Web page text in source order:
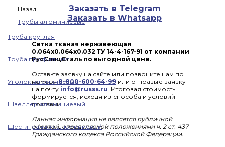
Назад
Трубы алюминиевые
Труба круглая
Труба профильная
Уголок алюминиевый
Швеллер алюминиевый
Шестигранник алюминиевый
Заказать в Telegram
Заказать в Whatsapp
Сетка тканая нержавеющая
0.064x0.064x0.032 ТУ 14-4-167-91 от компании
РусСпецСталь по выгодной цене.
Оставьте заявку на сайте или позвоните нам по
номеру8-800-600-64-99 или отправьте заявку
на почту info@russs.ru. Итоговая стоимость
формируется, исходя из способа и условий
поставки.
Данная информация не является публичной
офертой, определяемой положениями ч. 2 ст. 437
Гражданского кодекса Российской Федерации.